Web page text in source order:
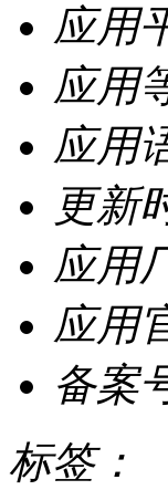
应用
应用
应用
更新
应用
应用
备案
标签：